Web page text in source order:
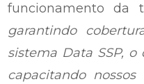
funcionamento da
garantindo
sistema Data SSP,
capacitando